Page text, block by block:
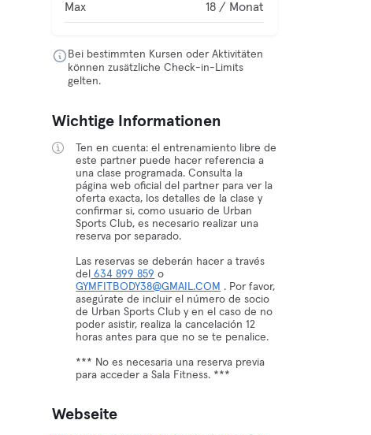
Max 18 / Monat
Bei bestimmten Kursen oder Aktivitäten
können zusätzliche Check-in-Limits
gelten.
Wichtige Informationen
Ten en cuenta: el entrenamiento libre de
este partner puede hacer referencia a
una clase programada. Consulta la
página web oficial del partner para ver la
oferta exacta, los detalles de la clase y
confirmar si, como usuario de Urban
Sports Club, es necesario realizar una
reserva por separado.
Las reservas se deberán hacer a través
del 634 899 859 o
GYMFITBODY38@GMAIL.COM . Por favor,
asegúrate de incluir el número de socio
de Urban Sports Club y en el caso de no
poder asistir, realiza la cancelación 12
horas antes para que no se te penalice.
*** No es necesaria una reserva previa
para acceder a Sala Fitness. ***
Webseite